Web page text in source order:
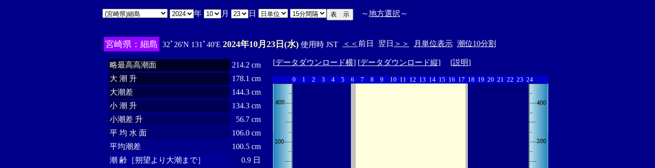
年 月 日 ～地方選択 ～
宮崎県：細島 32ﾟ26'N 131ﾟ40'E 2024年10月23日(水)使用時 JST ＜＜ 前日 翌日 ＞＞ 月単位表示 潮位10分割
略最高高潮面
214.2 cm
大 潮 升
178.1 cm
大潮差
144.3 cm
小 潮 升
134.3 cm
小潮差 升
56.7 cm
平 均 水 面
106.0 cm
平均潮差
100.5 cm
潮 齢［朔望より大潮まで］
0.9 日
[データダウンロード横] [データダウンロード縦] [説明]
0 1 2 3 4 5 6 7 8 9 10 11 12 13 14 15 16 17 18 19 20 21 22 23 24